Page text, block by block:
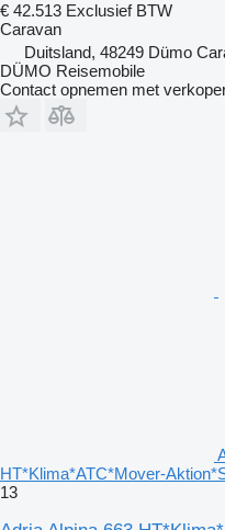
€ 42.513 Exclusief BTW
Caravan
Duitsland, 48249 Dümo
DÜMO Reisemobile
Contact opnemen met
HT*Klima*ATC*Mover-
13